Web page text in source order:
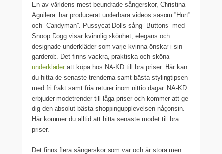
En av världens mest beundrade sångerskor, Christina
Aguilera, har producerat underbara videos såsom ”Hurt”
och ”Candyman”. Pussycat Dolls sång ”Buttons” med
Snoop Dogg visar kvinnlig skönhet, elegans och
designade underkläder som varje kvinna önskar i sin
garderob. Det finns vackra, praktiska och sköna
underkläder att köpa hos NA-KD till bra priser. Här kan
du hitta de senaste trenderna samt bästa stylingtipsen
med fri frakt samt fria returer inom nittio dagar. NA-KD
erbjuder modetrender till låga priser och kommer att ge
dig den absolut bästa shoppingupplevelsen någonsin.
Här kommer du alltid att hitta senaste modet till bra
priser.
Det finns flera sångerskor som var och är stora men